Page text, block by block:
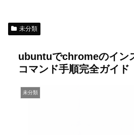
未分類
ubuntuでchromeのイン
コマンド手順完全ガイド
未分類